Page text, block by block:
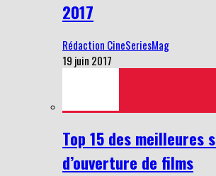
2017
Rédaction CineSeriesMag
19 juin 2017
Top 15 des meilleures
d’ouverture de films